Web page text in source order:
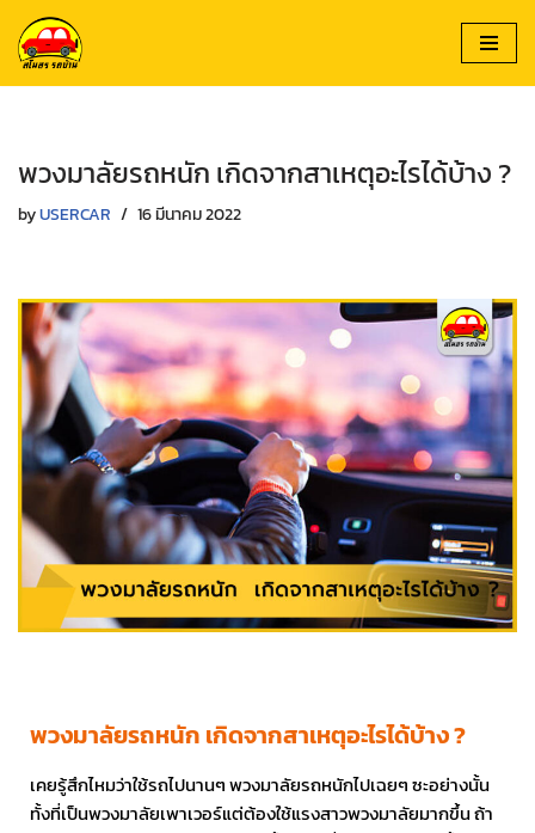
Skip
to
พวงมาลัยรถหนัก เกิดจากสาเหตุอะไรได้บ้าง ?
byUSERCAR 16 มีนาคม 2022
พวงมาลัยรถหนัก เกิดจากสาเหตุอะไรได้บ้าง ?
เคยรู้สึกไหมว่าใช้รถไปนานๆ พวงมาลัยรถหนักไปเฉยๆ ซะอย่างนั้น
ทั้งที่เป็นพวงมาลัยเพาเวอร์แต่ต้องใช้แรงสาวพวงมาลัยมากขึ้น ถ้า